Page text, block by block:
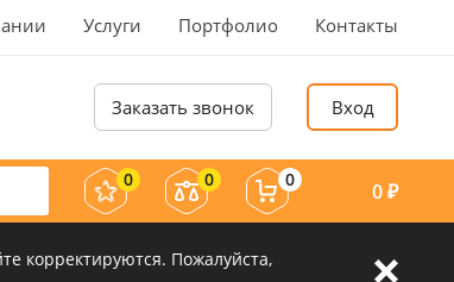
Услуги Портфолио Контакты
Заказать звонок Вход
0 0 0 0₽
корректируются. Пожалуйста,